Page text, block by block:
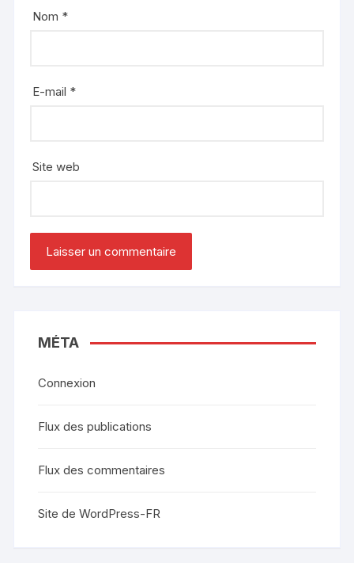
Nom *
E-mail *
Site web
MÉTA
Connexion
Flux des publications
Flux des commentaires
Site de WordPress-FR